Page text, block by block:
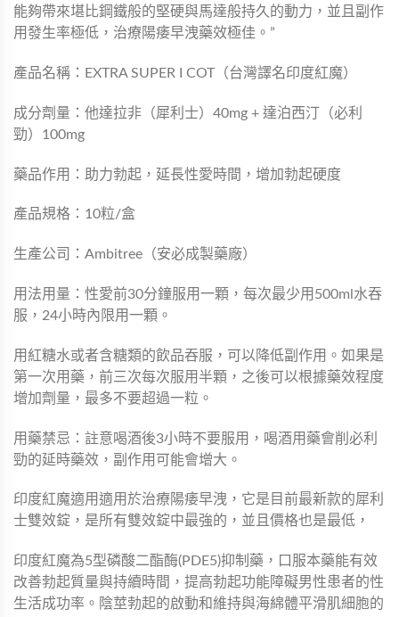
能夠帶來堪比鋼鐵般的堅硬與馬達般持久的動力，並且副作
用發生率極低，治療陽痿早洩藥效極佳。”
產品名稱：EXTRA SUPER I COT（台灣譯名印度紅魔）
成分劑量：他達拉非（犀利士）40mg + 達泊西汀（必利
勁）100mg
藥品作用：助力勃起，延長性愛時間，增加勃起硬度
產品規格：10粒/盒
生產公司：Ambitree（安必成製藥廠）
用法用量：性愛前30分鐘服用一顆，每次最少用500ml水吞
服，24小時內限用一顆。
用紅糖水或者含糖類的飲品吞服，可以降低副作用。如果是
第一次用藥，前三次每次服用半顆，之後可以根據藥效程度
增加劑量，最多不要超過一粒。
用藥禁忌：註意喝酒後3小時不要服用，喝酒用藥會削必利
勁的延時藥效，副作用可能會增大。
印度紅魔適用適用於治療陽痿早洩，它是目前最新款的犀利
士雙效錠，是所有雙效錠中最強的，並且價格也是最低，
印度紅魔為5型磷酸二酯酶(PDE5)抑制藥，口服本藥能有效
改善勃起質量與持續時間，提高勃起功能障礙男性患者的性
生活成功率。陰莖勃起的啟動和維持與海綿體平滑肌細胞的